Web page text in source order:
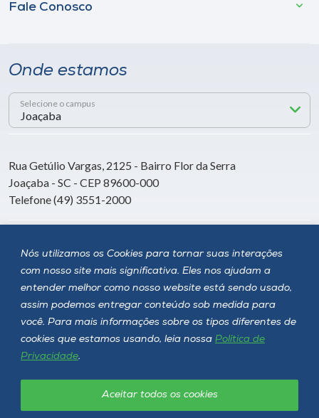
Nós utilizamos os Cookies para tornar suas interações
com nosso site mais significativa. Eles nos ajudam a
entender melhor como nosso website está sendo usado,
assim podemos entregar conteúdo sob medida para
você. Para mais informações sobre os tipos diferentes de
cookies que estamos usando, leia nossa Política de
Privacidade.
Aceitar todos os cookies
Fale Conosco
Onde estamos
Selecione o campus
Rua Getúlio Vargas, 2125 - Bairro Flor da Serra
Joaçaba - SC - CEP 89600-000
Telefone (49) 3551-2000
Siga a Unoesc
Política de privacidade LGPD